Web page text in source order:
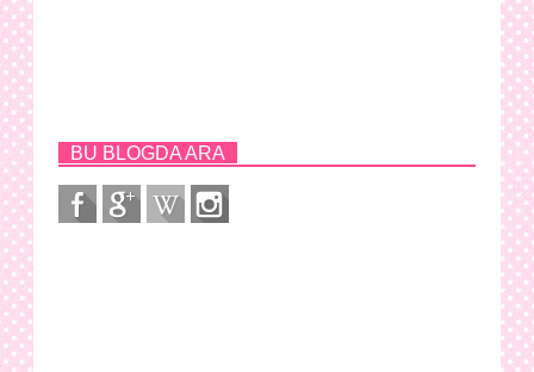
BU BLOGDA ARA